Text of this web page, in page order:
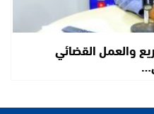
والعمل القضائي